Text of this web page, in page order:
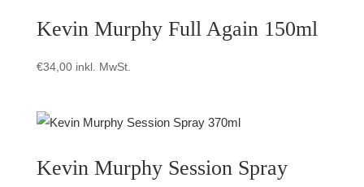
Kevin Murphy Full Again 150ml
€34,00 inkl. MwSt.
Kevin Murphy Session Spray